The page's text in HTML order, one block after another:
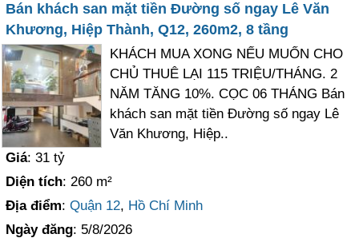
Bán khách san mặt tiền Đường số ngay Lê Văn
Khương, Hiệp Thành, Q12, 260m2, 8 tầng
KHÁCH MUA XONG NẾU MUỐN CHO
CHỦ THUÊ LẠI 115 TRIỆU/THÁNG. 2
NĂM TĂNG 10%. CỌC 06 THÁNG Bán
khách san mặt tiền Đường số ngay Lê
Văn Khương, Hiệp..
Giá: 31 tỷ
Diện tích: 260 m²
Địa điểm:Quận 12, Hồ Chí Minh
Ngày đăng: 5/8/2026